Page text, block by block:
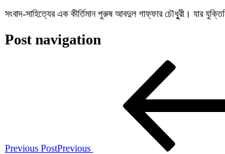
সংবাদ-সাহিত্যের এক কীর্তিমান পুরুষ আবদুল গাফ্ফার চৌধুুরী। যার
Post navigation
Previous PostPrevious